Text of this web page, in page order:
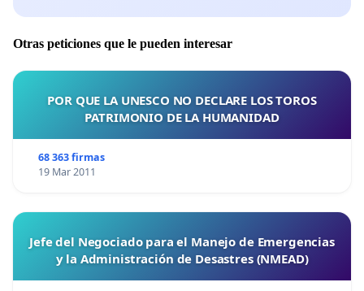
Otras peticiones que le pueden interesar
POR QUE LA UNESCO NO DECLARE LOS TOROS
PATRIMONIO DE LA HUMANIDAD
68 363 firmas
19 Mar 2011
Jefe del Negociado para el Manejo de Emergencias
y la Administración de Desastres (NMEAD)